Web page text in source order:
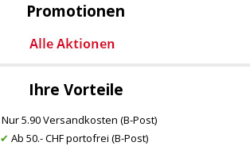
Promotionen
Ihre Vorteile
Nur 5.90 Versandkosten (B-Post)
✔ Ab 50.- CHF portofrei (B-Post)